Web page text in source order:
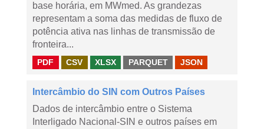
base horária, em MWmed. As grandezas
representam a soma das medidas de fluxo de
potência ativa nas linhas de transmissão de
fronteira...
PDF CSV XLSX PARQUET JSON
Intercâmbio do SIN com Outros Países
Dados de intercâmbio entre o Sistema
Interligado Nacional-SIN e outros países em